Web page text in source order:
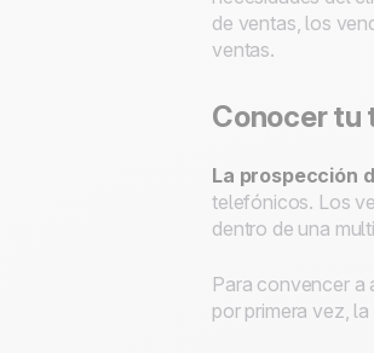
de ventas, los
ventas.
Conocer tu
La prospección
telefónicos. Los
dentro de una
Para convencer a
por primera vez,